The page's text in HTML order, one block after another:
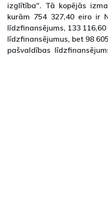
izglītība". Tā kopējās
kurām 754 327,40 eiro ir
līdzfinansējums, 133
līdzfinansējumus, bet 98
pašvaldības